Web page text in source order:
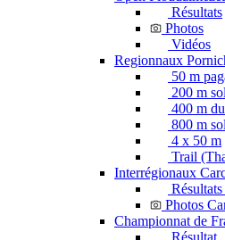
Résultats
Photos
Vidéos
Regionnaux
50 m
200 m
400 m
800 m
4 x 50 m
Trail
Interrégionaux
Photos
Championnat de
Résultat